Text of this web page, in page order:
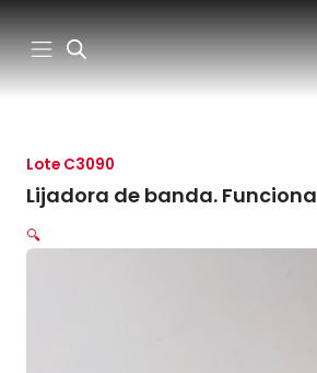
Ir
al
contenido
Lote C3090
Lijadora de banda. Funciona
🔍